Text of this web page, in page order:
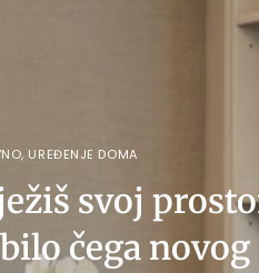
, UREĐENJE DOMA
svoj
čega novog